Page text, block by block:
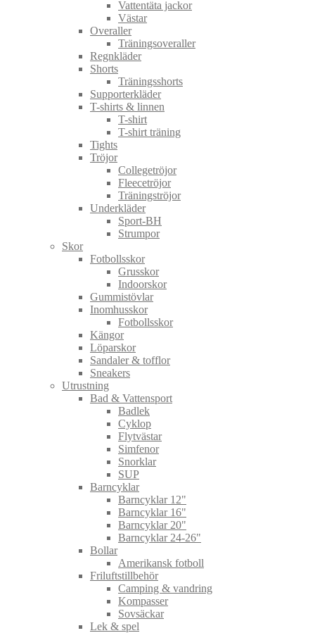
Vattentäta jackor
Västar
Overaller
Träningsoveraller
Regnkläder
Shorts
Träningsshorts
Supporterkläder
T-shirts & linnen
T-shirt
T-shirt träning
Tights
Tröjor
Collegetröjor
Fleecetröjor
Träningströjor
Underkläder
Sport-BH
Strumpor
Skor
Fotbollsskor
Grusskor
Indoorskor
Gummistövlar
Inomhusskor
Fotbollsskor
Kängor
Löparskor
Sandaler & tofflor
Sneakers
Utrustning
Bad & Vattensport
Badlek
Cyklop
Flytvästar
Simfenor
Snorklar
SUP
Barncyklar
Barncyklar 12"
Barncyklar 16"
Barncyklar 20"
Barncyklar 24-26"
Bollar
Amerikansk fotboll
Friluftstillbehör
Camping & vandring
Kompasser
Sovsäckar
Lek & spel